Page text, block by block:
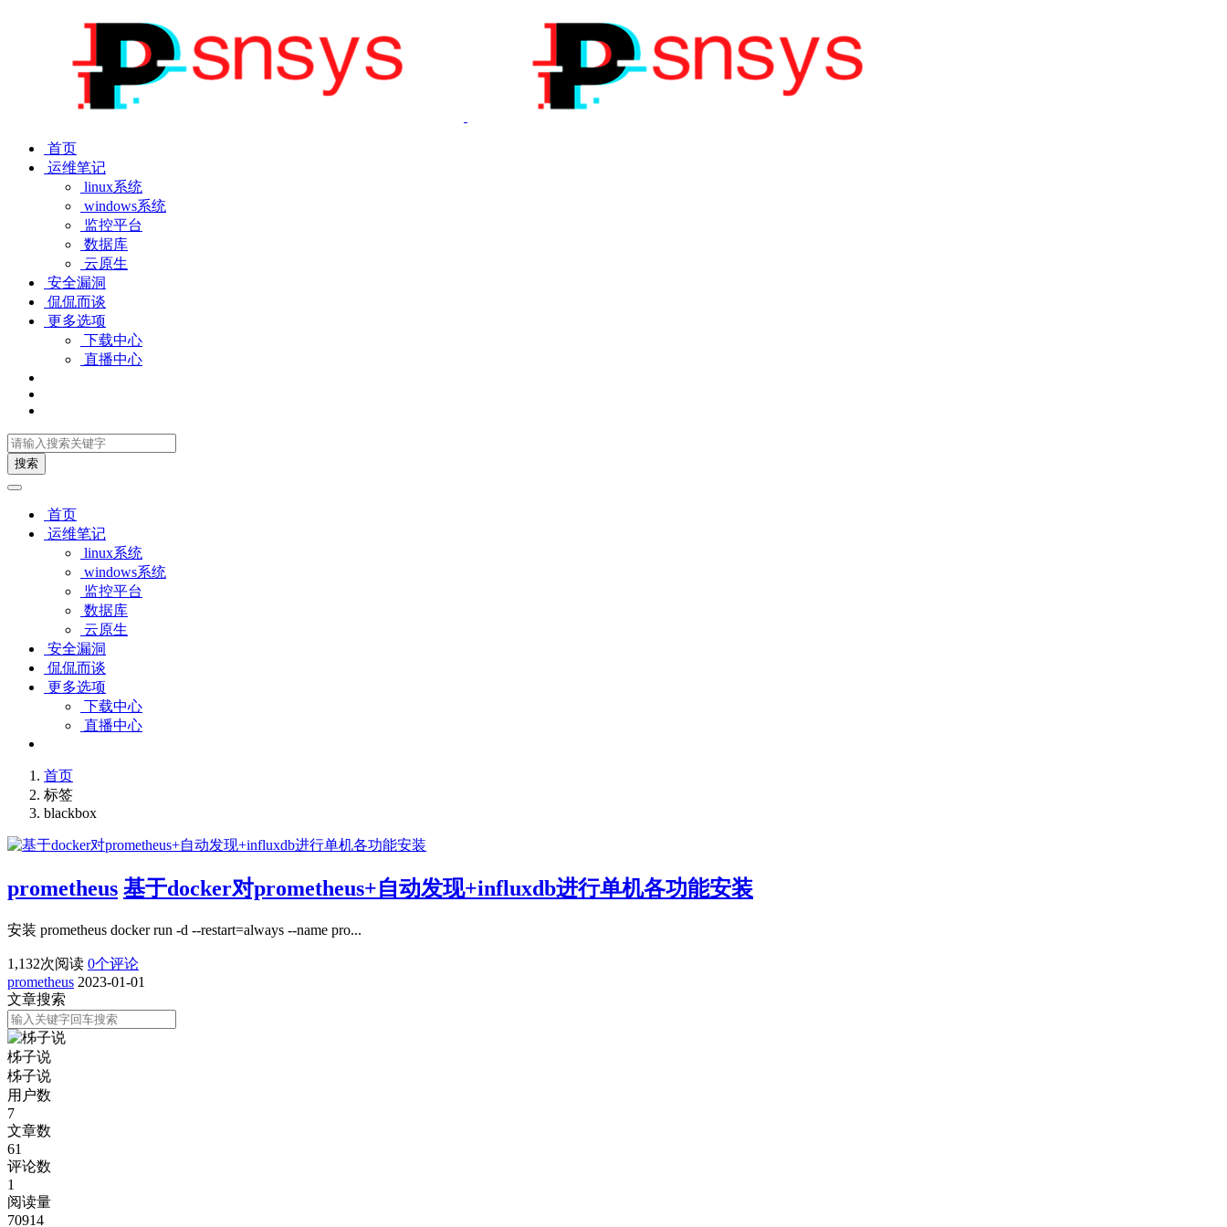
首页
运维笔记
linux系统
windows系统
监控平台
数据库
云原生
安全漏洞
侃侃而谈
更多选项
下载中心
直播中心
搜索
首页
运维笔记
linux系统
windows系统
监控平台
数据库
云原生
安全漏洞
侃侃而谈
更多选项
下载中心
直播中心
首页
标签
blackbox
prometheus 基于docker对prometheus+自动发现+influxdb进行单机各功能安装
安装 prometheus docker run -d --restart=always --name pro...
1,132次阅读 0个评论
prometheus 2023-01-01
文章搜索
柹子说
柹子说
用户数
7
文章数
61
评论数
1
阅读量
70914